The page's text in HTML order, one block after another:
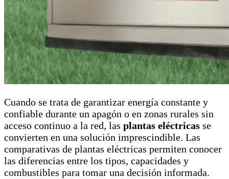
Cuando se trata de garantizar energía constante y
confiable durante un apagón o en zonas rurales sin
acceso continuo a la red, las plantas eléctricas se
convierten en una solución imprescindible. Las
comparativas de plantas eléctricas permiten conocer
las diferencias entre los tipos, capacidades y
combustibles para tomar una decisión informada.